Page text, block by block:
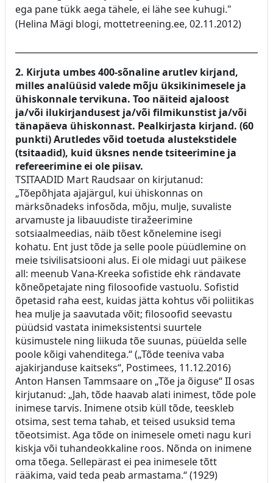
ega pane tükk aega tähele, ei lähe see kuhugi."
(Helina Mägi blogi, mottetreening.ee, 02.11.2012)
2. Kirjuta umbes 400-sõnaline arutlev kirjand,
milles analüüsid valede mõju üksikinimesele ja
ühiskonnale tervikuna. Too näiteid ajaloost
ja/või ilukirjandusest ja/või filmikunstist ja/või
tänapäeva ühiskonnast. Pealkirjasta kirjand. (60
punkti)Arutledes võid toetuda alustekstidele
(tsitaadid), kuid üksnes nende tsiteerimine ja
refereerimine ei ole piisav.
TSITAADID Mart Raudsaar on kirjutanud:
„Tõepõhjata ajajärgul, kui ühiskonnas on
märksõnadeks infosõda, mõju, mulje, suvaliste
arvamuste ja libauudiste tiražeerimine
sotsiaalmeedias, näib tõest kõnelemine isegi
kohatu. Ent just tõde ja selle poole püüdlemine on
meie tsivilisatsiooni alus. Ei ole midagi uut päikese
all: meenub Vana-Kreeka sofistide ehk rändavate
kõneõpetajate ning filosoofide vastuolu. Sofistid
õpetasid raha eest, kuidas jätta kohtus või poliitikas
hea mulje ja saavutada võit; filosoofid seevastu
püüdsid vastata inimeksistentsi suurtele
küsimustele ning liikuda tõe suunas, püüelda selle
poole kõigi vahenditega.“ („Tõde teeniva vaba
ajakirjanduse kaitseks“, Postimees, 11.12.2016)
Anton Hansen Tammsaare on „Tõe ja õiguse“ II osas
kirjutanud: „Jah, tõde haavab alati inimest, tõde pole
inimese tarvis. Inimene otsib küll tõde, teeskleb
otsima, sest tema tahab, et teised usuksid tema
tõeotsimist. Aga tõde on inimesele ometi nagu kuri
kiskja või tuhandeokkaline roos. Nõnda on inimene
oma tõega. Sellepärast ei pea inimesele tõtt
rääkima, vaid teda peab armastama.“ (1929)